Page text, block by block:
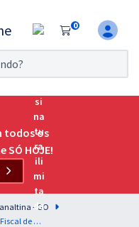
0
da
todos os
SÓ HOJE!
- GO
ISS Planaltina/GO - Legislação para o cargo de Fiscal de Tributos - Professor Aragonê Fernandes & PDF Professor Luciano Dutra